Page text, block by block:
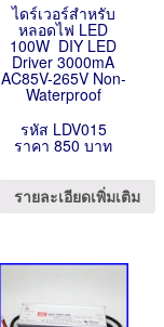
ไดร์เวอร์สำหรับ
หลอดไฟ LED
100W DIY LED
Driver 3000mA
AC85V-265V Non-
Waterproof
รหัส LDV015
ราคา 850 บาท
รายละเอียดเพิ่มเติม